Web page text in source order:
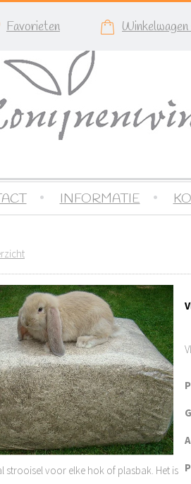
Favorieten Winkelwagen
INFORMATIE
strooisel voor elke hok of plasbak. Het is